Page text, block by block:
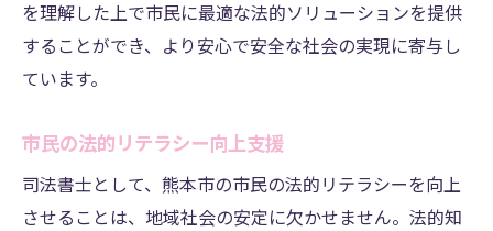
を理解した上で市民に最適な法的ソリューションを提供
することができ、より安心で安全な社会の実現に寄与し
ています。
市民の法的リテラシー向上支援
司法書士として、熊本市の市民の法的リテラシーを向上
させることは、地域社会の安定に欠かせません。法的知